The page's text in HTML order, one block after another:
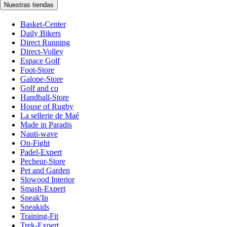
Nuestras tiendas
Basket-Center
Daily Bikers
Direct Running
Direct-Volley
Espace Golf
Foot-Store
Galope-Store
Golf and co
Handball-Store
House of Rugby
La sellerie de Maé
Made in Paradis
Nauti-wave
On-Fight
Padel-Expert
Pecheur-Store
Pet and Garden
Slowood Interior
Smash-Expert
Sneak'In
Sneakids
Training-Fit
Trek-Expert